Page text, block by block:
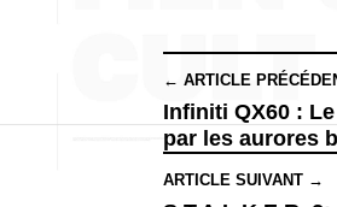
← ARTICLE
Infiniti QX60 :
par les aurores
ARTICLE SUIVANT →